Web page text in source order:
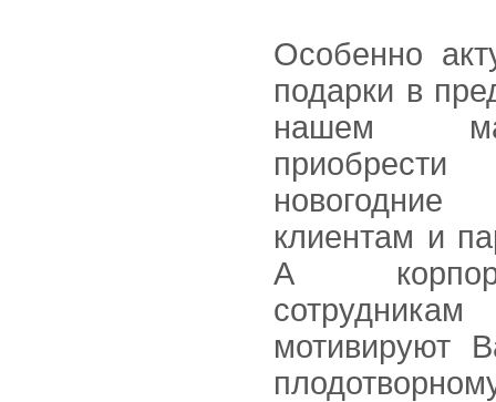
Особенно
подарки в
нашем
клиентам и
А
мотивируют